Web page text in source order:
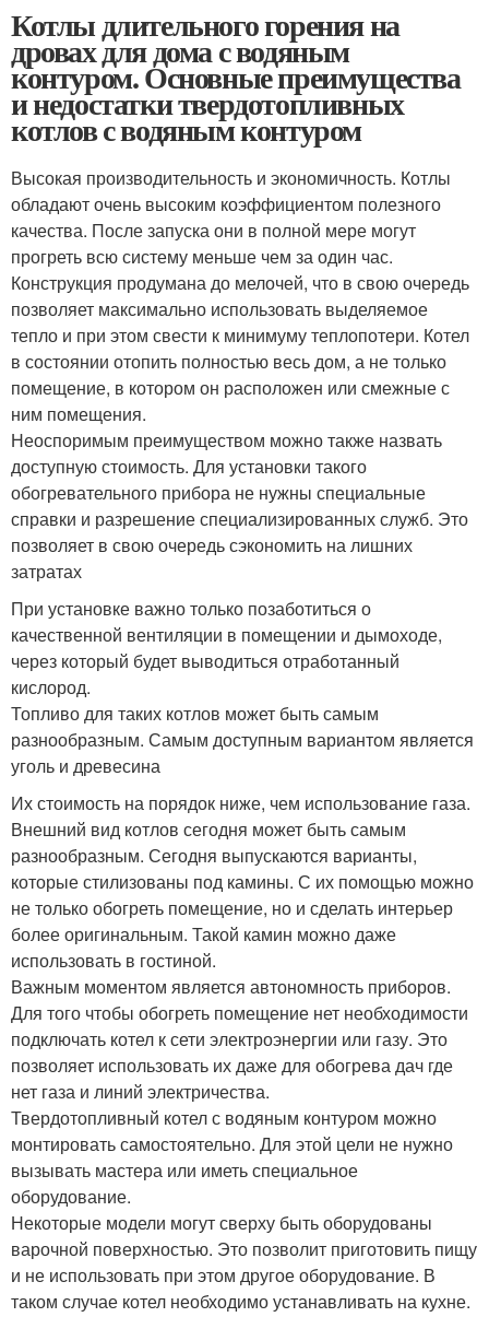
Котлы длительного горения на
дровах для дома с водяным
контуром. Основные преимущества
и недостатки твердотопливных
котлов с водяным контуром
Высокая производительность и экономичность. Котлы
обладают очень высоким коэффициентом полезного
качества. После запуска они в полной мере могут
прогреть всю систему меньше чем за один час.
Конструкция продумана до мелочей, что в свою очередь
позволяет максимально использовать выделяемое
тепло и при этом свести к минимуму теплопотери. Котел
в состоянии отопить полностью весь дом, а не только
помещение, в котором он расположен или смежные с
ним помещения.
Неоспоримым преимуществом можно также назвать
доступную стоимость. Для установки такого
обогревательного прибора не нужны специальные
справки и разрешение специализированных служб. Это
позволяет в свою очередь сэкономить на лишних
затратах
При установке важно только позаботиться о
качественной вентиляции в помещении и дымоходе,
через который будет выводиться отработанный
кислород.
Топливо для таких котлов может быть самым
разнообразным. Самым доступным вариантом является
уголь и древесина
Их стоимость на порядок ниже, чем использование газа.
Внешний вид котлов сегодня может быть самым
разнообразным. Сегодня выпускаются варианты,
которые стилизованы под камины. С их помощью можно
не только обогреть помещение, но и сделать интерьер
более оригинальным. Такой камин можно даже
использовать в гостиной.
Важным моментом является автономность приборов.
Для того чтобы обогреть помещение нет необходимости
подключать котел к сети электроэнергии или газу. Это
позволяет использовать их даже для обогрева дач где
нет газа и линий электричества.
Твердотопливный котел с водяным контуром можно
монтировать самостоятельно. Для этой цели не нужно
вызывать мастера или иметь специальное
оборудование.
Некоторые модели могут сверху быть оборудованы
варочной поверхностью. Это позволит приготовить пищу
и не использовать при этом другое оборудование. В
таком случае котел необходимо устанавливать на кухне.